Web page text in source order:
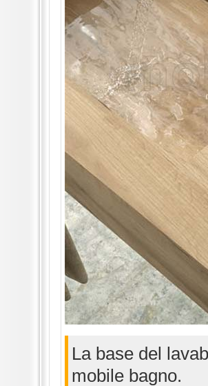
La base del
mobile bagno.